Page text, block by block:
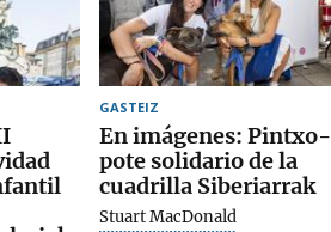
GASTEIZ
En imágenes: Pintxo-
pote solidario de la
cuadrilla Siberiarrak
Stuart MacDonald